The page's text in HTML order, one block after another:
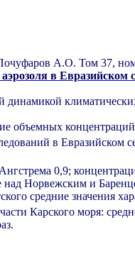
А.О. Том 37,
в Евразийском
динамикой
концентраций
в Евразийском
0,9;
Норвежским и
средние значения
Карского моря: